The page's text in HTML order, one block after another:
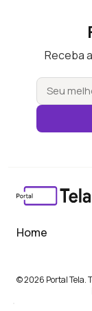
Receba
Home
© 2026 Portal Tela.